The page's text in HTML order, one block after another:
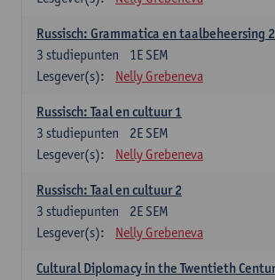
Russisch: Grammatica en taalbeheersing 2
1E SEM
3 studiepunten
Lesgever(s):
Nelly Grebeneva
Russisch: Taal en cultuur 1
2E SEM
3 studiepunten
Lesgever(s):
Nelly Grebeneva
Russisch: Taal en cultuur 2
2E SEM
3 studiepunten
Lesgever(s):
Nelly Grebeneva
Cultural Diplomacy in the Twentieth